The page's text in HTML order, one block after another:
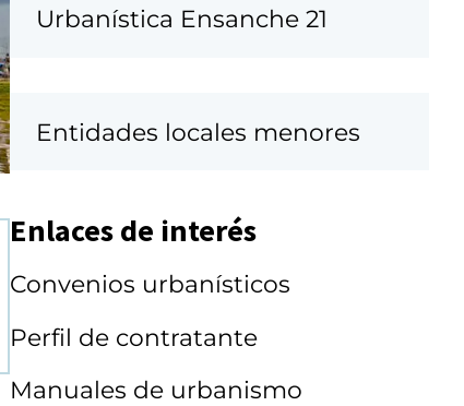
Urbanística Ensanche 21
Entidades locales menores
Enlaces de interés
Convenios urbanísticos
Perfil de contratante
Manuales de urbanismo